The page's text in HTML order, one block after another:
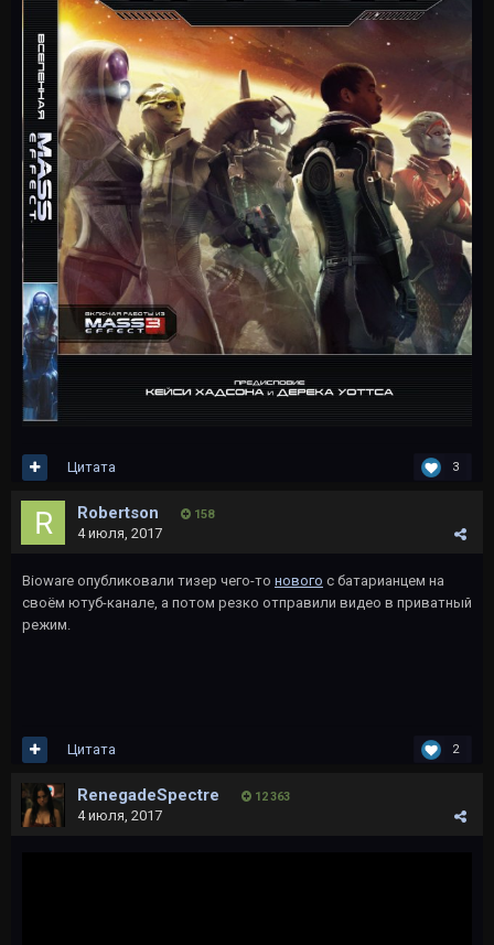
3
Цитата
Robertson 158
4 июля, 2017
Bioware опубликовали тизер чего-то нового с батарианцем на
своём ютуб-канале, а потом резко отправили видео в приватный
режим.
2
Цитата
RenegadeSpectre 12 363
4 июля, 2017